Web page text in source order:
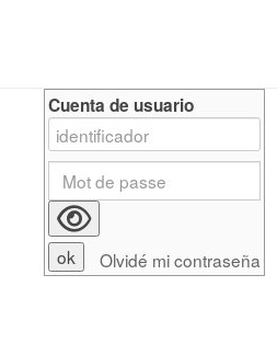
Cuenta de usuario
Olvidé mi contraseña